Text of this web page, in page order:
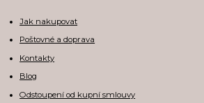
Jak nakupovat
Poštovné a doprava
Kontakty
Blog
Odstoupení od kupní smlouvy